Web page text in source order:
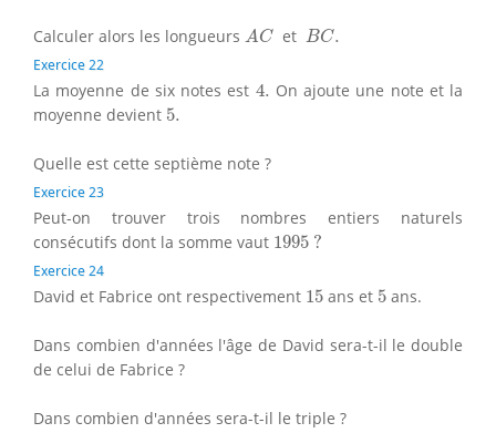
Calculer alors les longueurs AC
AC et BC.
BC.
Exercice 22
La moyenne de six notes est 4.
4.
On ajoute une note et la
moyenne devient 5.
5.
Quelle est cette septième note ?
Exercice 23
Peut-on trouver trois nombres entiers naturels
consécutifs dont la somme vaut 1995 ?
1995
Exercice 24
David et Fabrice ont respectivement 15
15 ans et 5
5 ans.
Dans combien d'années l'âge de David sera-t-il le double
de celui de Fabrice ?
Dans combien d'années sera-t-il le triple ?